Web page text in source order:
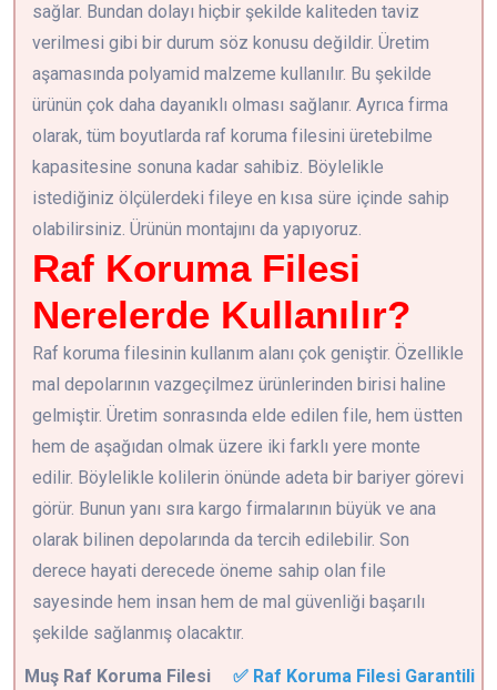
sağlar. Bundan dolayı hiçbir şekilde kaliteden taviz
verilmesi gibi bir durum söz konusu değildir. Üretim
aşamasında polyamid malzeme kullanılır. Bu şekilde
ürünün çok daha dayanıklı olması sağlanır. Ayrıca firma
olarak, tüm boyutlarda raf koruma filesini üretebilme
kapasitesine sonuna kadar sahibiz. Böylelikle
istediğiniz ölçülerdeki fileye en kısa süre içinde sahip
olabilirsiniz. Ürünün montajını da yapıyoruz.
Raf Koruma Filesi
Nerelerde Kullanılır?
Raf koruma filesinin kullanım alanı çok geniştir. Özellikle
mal depolarının vazgeçilmez ürünlerinden birisi haline
gelmiştir. Üretim sonrasında elde edilen file, hem üstten
hem de aşağıdan olmak üzere iki farklı yere monte
edilir. Böylelikle kolilerin önünde adeta bir bariyer görevi
görür. Bunun yanı sıra kargo firmalarının büyük ve ana
olarak bilinen depolarında da tercih edilebilir. Son
derece hayati derecede öneme sahip olan file
sayesinde hem insan hem de mal güvenliği başarılı
şekilde sağlanmış olacaktır.
Muş Raf Koruma Filesi
✅ Raf Koruma Filesi Garantili